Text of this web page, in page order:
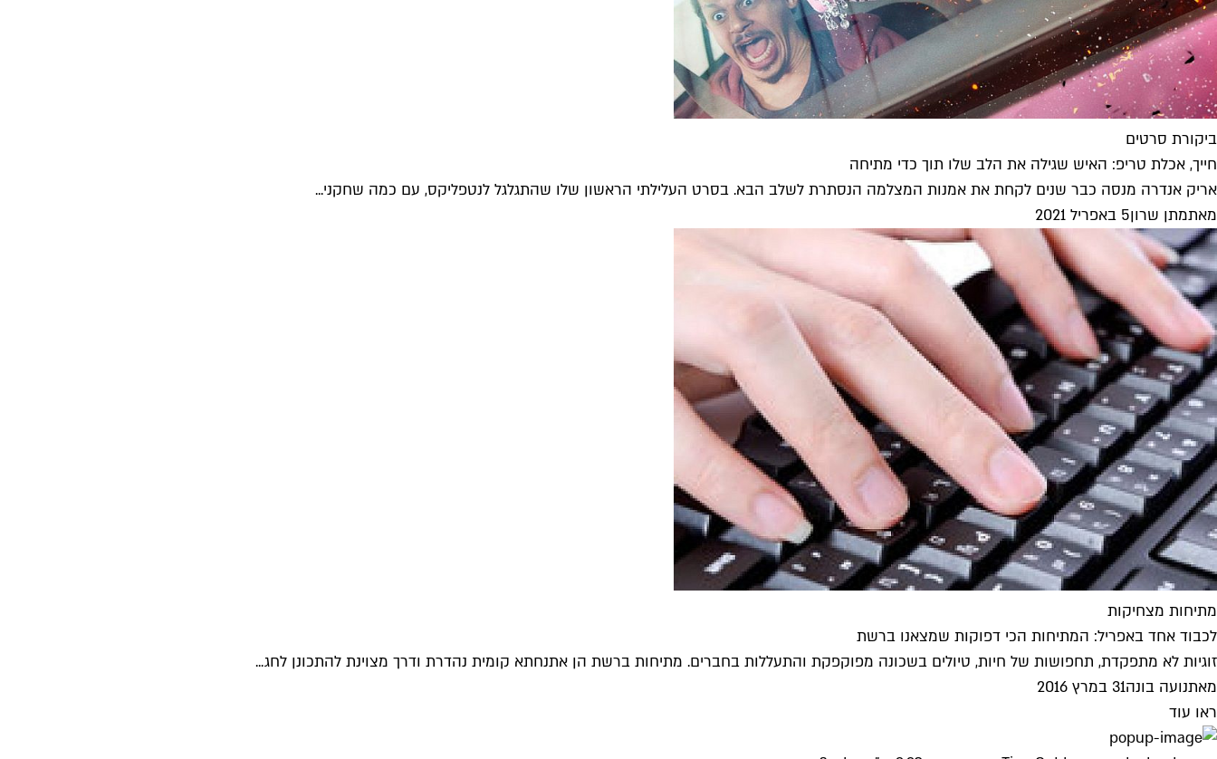
ביקורת סרטים
חייך, אכלת טריפ: האיש שגילה את הלב שלו תוך כדי מתיחה
אריק אנדרה מנסה כבר שנים לקחת את אמנות המצלמה הנסתרת לשלב הבא. בסרט העלילתי הראשון שלו שהתגלגל לנטפליקס, עם כמה שחקני...
מאתמתן שרון5 באפריל 2021
מתיחות מצחיקות
לכבוד אחד באפריל: המתיחות הכי דפוקות שמצאנו ברשת
זוגיות לא מתפקדת, תחפושות של חיות, טיולים בשכונה מפוקפקת והתעללות בחברים. מתיחות ברשת הן אתנחתא קומית נהדרת ודרך מצוינת להתכונן לחג...
מאתנועה בונה31 במרץ 2016
ראו עוד